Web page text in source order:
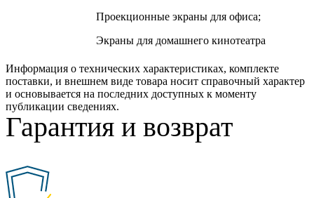
Проекционные экраны для офиса;
Экраны для домашнего кинотеатра
Информация о технических характеристиках, комплекте
поставки, и внешнем виде товара носит справочный характер
и основывается на последних доступных к моменту
публикации сведениях.
Гарантия и возврат